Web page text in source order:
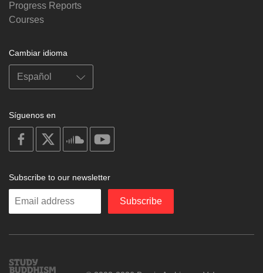
Progress Reports
Courses
Cambiar idioma
Síguenos en
on
facebook
soundcloud
Subscribe to our newsletter
Enter
Subscribe
Study